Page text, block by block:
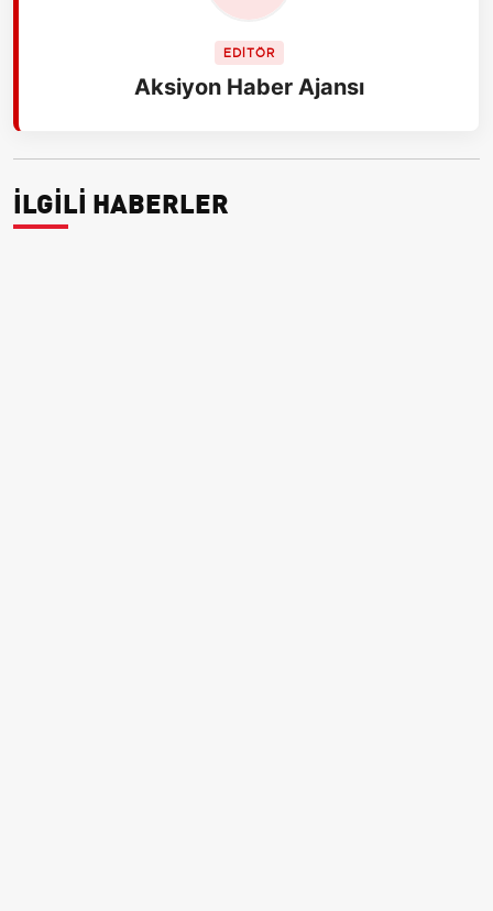
EDİTÖR
Aksiyon Haber Ajansı
İLGİLİ HABERLER